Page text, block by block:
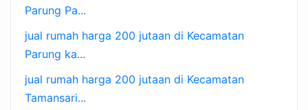
Parung Pa...
jual rumah harga 200 jutaan di Kecamatan
Parung ka...
jual rumah harga 200 jutaan di Kecamatan
Tamansari...